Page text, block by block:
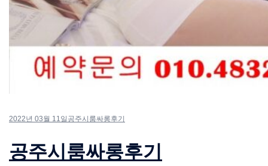
2022년 03월 11일 공주시룸싸롱후기
공주시룸싸롱후기